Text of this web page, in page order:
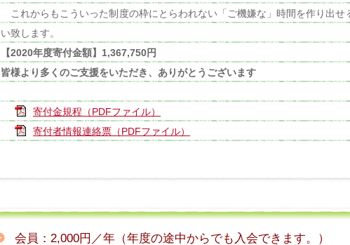
これからもこういった制度の枠にとらわれない「ご機嫌な」時間を作り出せ
い致します。
【2020年度寄付金額】1,367,750円
皆様より多くのご支援をいただき、ありがとうございます
寄付金規程（PDFファイル）
寄付者情報連絡票（PDFファイル）
会員：2,000円／年（年度の途中からでも入会できます。）